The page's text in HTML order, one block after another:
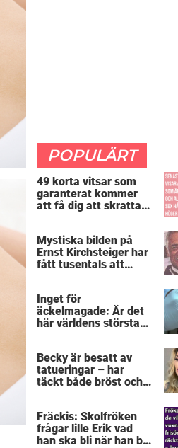
POPULÄRT
49 korta vitsar som
garanterat kommer
att få dig att skratta
Mystiska bilden på
Ernst Kirchsteiger har
fått tusentals att
Inget för
äckelmagade: Är det
här världens största
Becky är besatt av
tatueringar – har
täckt både bröst och
Fräckis: Skolfröken
frågar lille Erik vad
han ska bli när han blir